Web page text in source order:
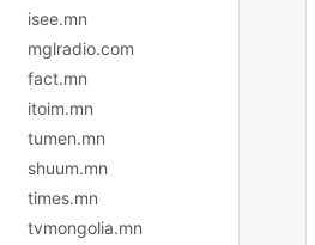
isee.mn
mglradio.com
fact.mn
itoim.mn
tumen.mn
shuum.mn
times.mn
tvmongolia.mn